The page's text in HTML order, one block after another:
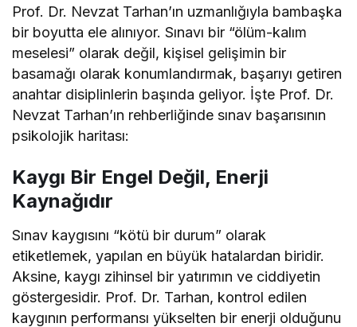
Prof. Dr. Nevzat Tarhan’ın uzmanlığıyla bambaşka
bir boyutta ele alınıyor. Sınavı bir “ölüm-kalım
meselesi” olarak değil, kişisel gelişimin bir
basamağı olarak konumlandırmak, başarıyı getiren
anahtar disiplinlerin başında geliyor. İşte Prof. Dr.
Nevzat Tarhan’ın rehberliğinde sınav başarısının
psikolojik haritası:
Kaygı Bir Engel Değil, Enerji
Kaynağıdır
Sınav kaygısını “kötü bir durum” olarak
etiketlemek, yapılan en büyük hatalardan biridir.
Aksine, kaygı zihinsel bir yatırımın ve ciddiyetin
göstergesidir. Prof. Dr. Tarhan, kontrol edilen
kaygının performansı yükselten bir enerji olduğunu